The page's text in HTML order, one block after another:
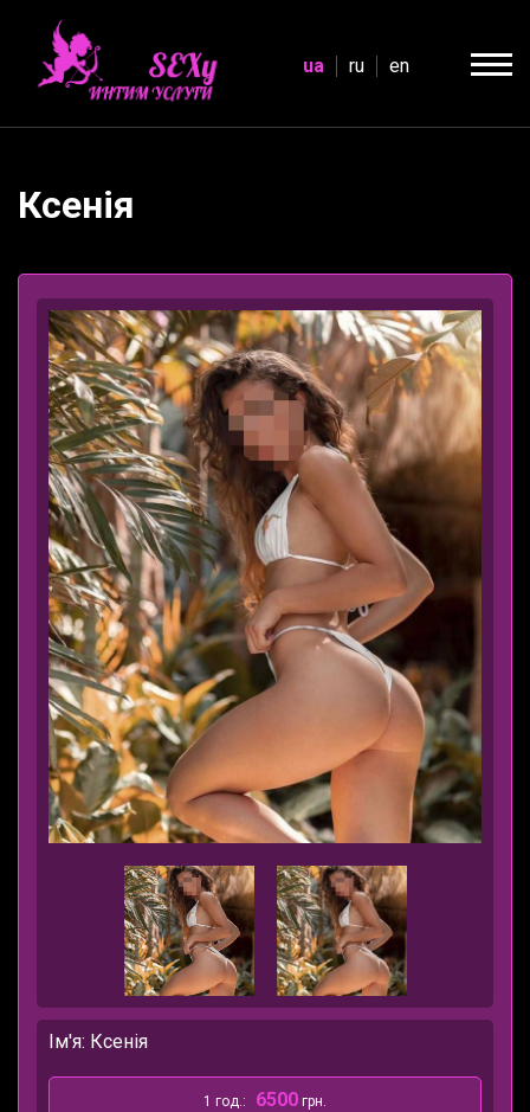
ua ru en
Ксенія
Ім'я: Ксенія
1 год.: 6500 грн.